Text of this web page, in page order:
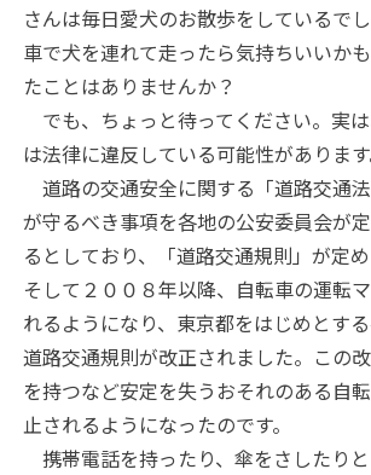
さんは毎日愛犬のお散歩をしているで
車で犬を連れて走ったら気持ちいいか
たことはありませんか？
でも、ちょっと待ってください。実
は法律に違反している可能性があります
道路の交通安全に関する「道路交通
が守るべき事項を各地の公安委員会が
るとしており、「道路交通規則」が定め
そして２００８年以降、自転車の運転
れるようになり、東京都をはじめとす
道路交通規則が改正されました。この
を持つなど安定を失うおそれのある自
止されるようになったのです。
携帯電話を持ったり、傘をさしたり